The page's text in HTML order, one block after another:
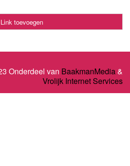
Link toevoegen
Onderdeel van BaakmanMedia&
Vrolijk Internet Services